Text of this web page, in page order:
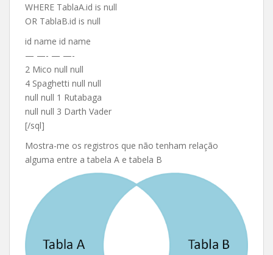
WHERE TablaA.id is null
OR TablaB.id is null
id name id name
— —- — —-
2 Mico null null
4 Spaghetti null null
null null 1 Rutabaga
null null 3 Darth Vader
[/sql]
Mostra-me os registros que não tenham relação
alguma entre a tabela A e tabela B